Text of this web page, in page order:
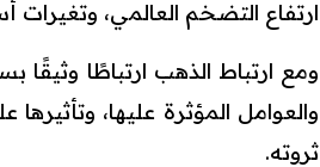
ارتفاع التضخم العالمي، وتغيرات
ومع ارتباط الذهب ارتباطًا وثيقًا
والعوامل المؤثرة عليها،
ثروته.